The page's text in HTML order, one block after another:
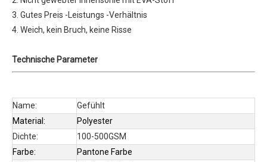
3. Gutes Preis -Leistungs -Verhältnis
4. Weich, kein Bruch, keine Risse
Technische Parameter
Name:
Gefühlt
Material:
Polyester
Dichte:
100-500GSM
Farbe:
Pantone Farbe